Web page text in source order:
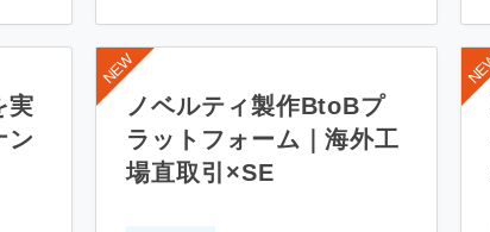
実
ン
ノベルティ製作BtoBプ
ラットフォーム｜海外工
場直取引×SE